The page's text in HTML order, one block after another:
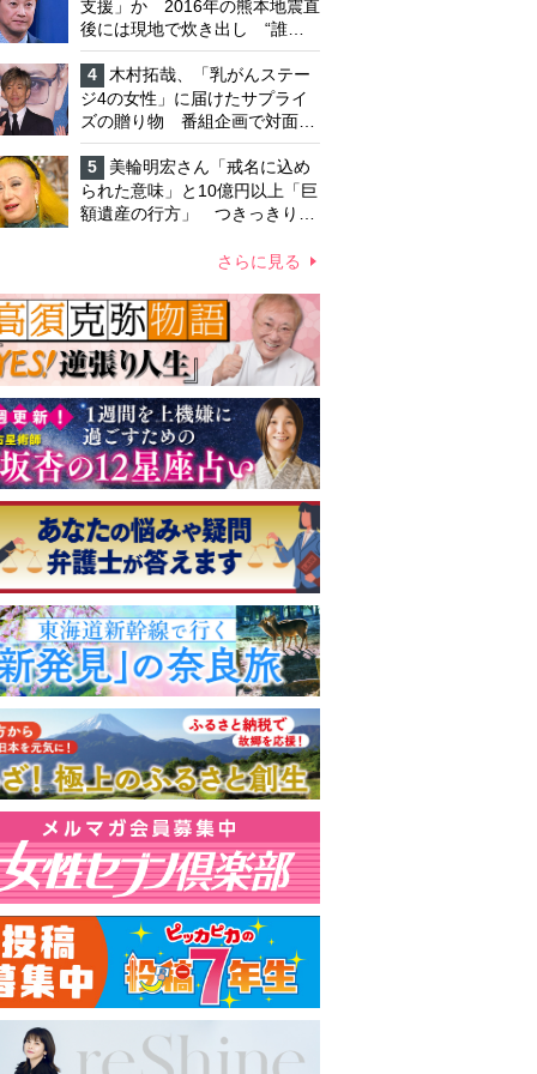
支援」か 2016年の熊本地震直
後には現地で炊き出し “誰に
も知られなくて良い”と、むし
ろ強まる福祉活動への思い
4
木村拓哉、「乳がんステー
ジ4の女性」に届けたサプライ
ズの贈り物 番組企画で対面し
たファンが、夢と希望を与える
心遣いに「うれしくて号泣しま
した」
5
美輪明宏さん「戒名に込め
られた意味」と10億円以上「巨
額遺産の行方」 つきっきりで
さらに見る